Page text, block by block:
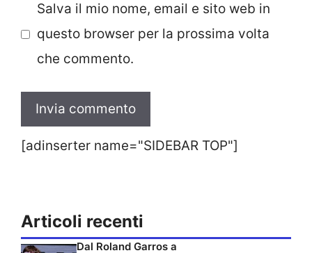
Salva il mio nome, email e sito web in
questo browser per la prossima volta
che commento.
[adinserter name="SIDEBAR TOP"]
Articoli recenti
Dal Roland Garros a